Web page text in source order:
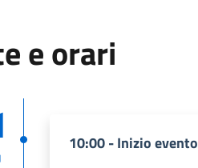
e orari
10:00 - Inizio evento